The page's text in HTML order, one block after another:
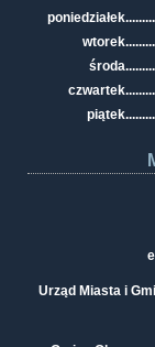
poniedziałek
wtorek
środa
czwartek
piątek
Urząd Miasta i